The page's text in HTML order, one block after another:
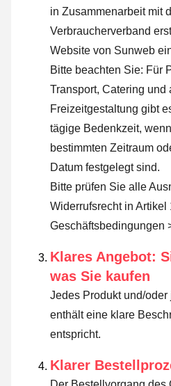
in Zusammenarbeit mit
Verbraucherverband
Website von Sunweb
Bitte beachten Sie: Für
Transport, Catering und
Freizeitgestaltung gibt
tägige Bedenkzeit,
bestimmten Zeitraum
Datum festgelegt sind.
Bitte prüfen Sie alle
Widerrufsrecht in
Geschäftsbedingungen
Klares Angebot:
was Sie kaufen
Jedes Produkt und/
enthält eine klare
entspricht.
Klarer